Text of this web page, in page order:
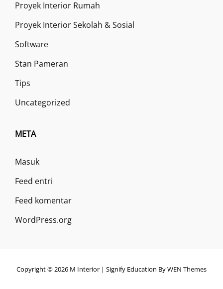
Proyek Interior Rumah
Proyek Interior Sekolah & Sosial
Software
Stan Pameran
Tips
Uncategorized
META
Masuk
Feed entri
Feed komentar
WordPress.org
Copyright © 2026 M Interior | Signify Education ByWEN Themes